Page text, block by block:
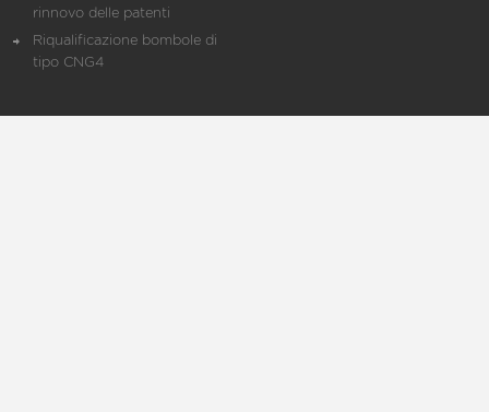
rinnovo delle patenti
Riqualificazione bombole di
tipo CNG4